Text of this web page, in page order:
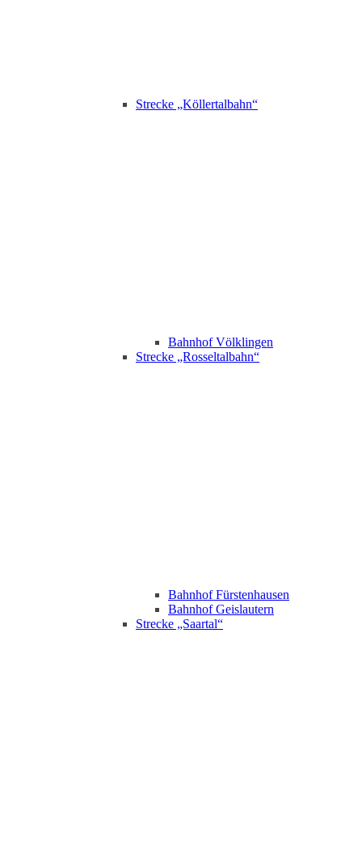
Strecke „Köllertalbahn“
Bahnhof Völklingen
Strecke „Rosseltalbahn“
Bahnhof Fürstenhausen
Bahnhof Geislautern
Strecke „Saartal“